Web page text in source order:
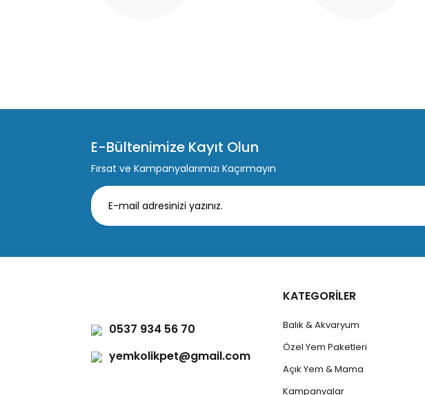
E-Bültenimize Kayıt Olun
Fırsat ve Kampanyalarımızı Kaçırmayın
0537 934 56 70
yemkolikpet@gmail.com
KATEGORİLER
Balık & Akvaryum
Özel Yem Paketleri
Açık Yem & Mama
Kampanyalar